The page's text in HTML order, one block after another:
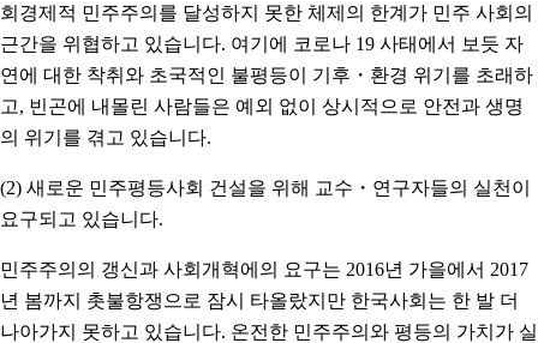
회경제적 민주주의를 달성하지 못한 체제의 한계가 민주 사회의
근간을 위협하고 있습니다. 여기에 코로나 19 사태에서 보듯 자
연에 대한 착취와 초국적인 불평등이 기후・환경 위기를 초래하
고, 빈곤에 내몰린 사람들은 예외 없이 상시적으로 안전과 생명
의 위기를 겪고 있습니다.
(2) 새로운 민주평등사회 건설을 위해 교수・연구자들의 실천이
요구되고 있습니다.
민주주의의 갱신과 사회개혁에의 요구는 2016년 가을에서 2017
년 봄까지 촛불항쟁으로 잠시 타올랐지만 한국사회는 한 발 더
나아가지 못하고 있습니다. 온전한 민주주의와 평등의 가치가 실